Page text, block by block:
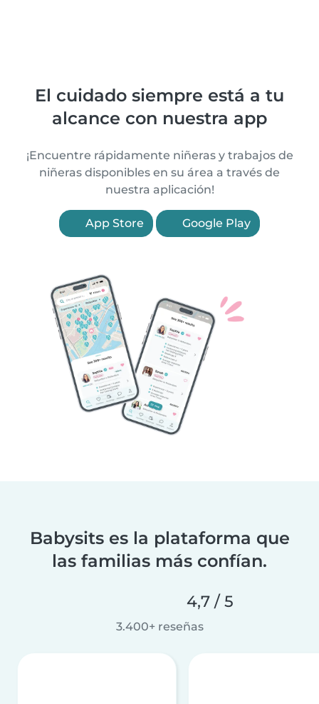
El cuidado siempre está a tu
alcance con nuestra app
¡Encuentre rápidamente niñeras y trabajos de
niñeras disponibles en su área a través de
nuestra aplicación!
App Store Google Play
Babysits es la plataforma que
las familias más confían.
4,7 / 5
3.400+ reseñas